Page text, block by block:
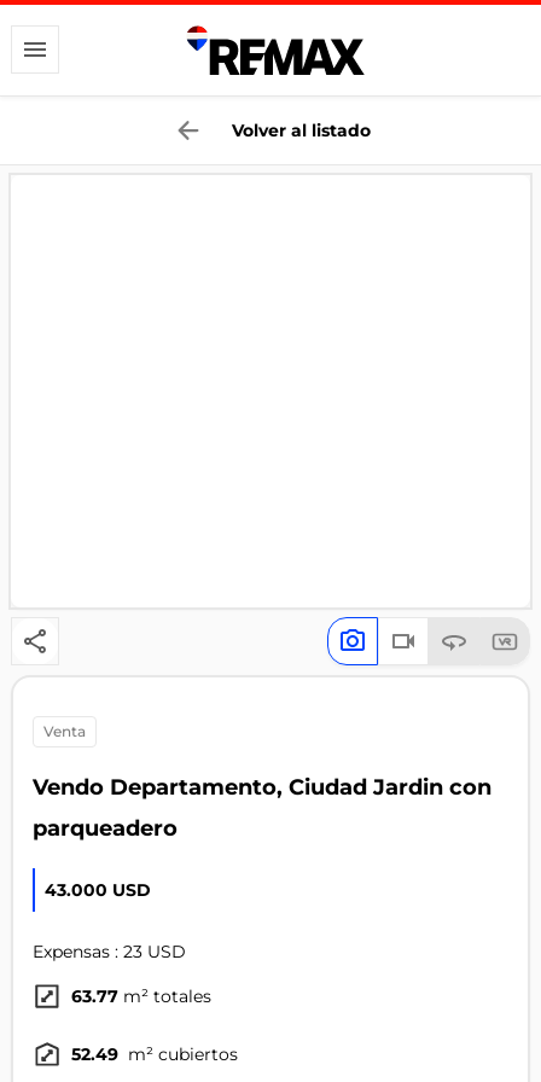
Volver al listado
venta
Vendo Departamento, Ciudad Jardin con
parqueadero
43.000 USD
Expensas : 23 USD
63.77 m² totales
52.49 m² cubiertos